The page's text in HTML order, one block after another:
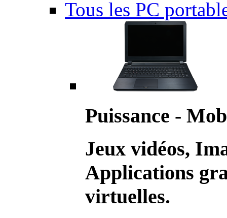
Tous les PC
Puissance -
Jeux vidéos,
Applications
virtuelles.